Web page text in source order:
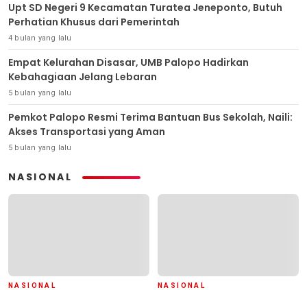
Upt SD Negeri 9 Kecamatan Turatea Jeneponto, Butuh
Perhatian Khusus dari Pemerintah
4 bulan yang lalu
Empat Kelurahan Disasar, UMB Palopo Hadirkan
Kebahagiaan Jelang Lebaran
5 bulan yang lalu
Pemkot Palopo Resmi Terima Bantuan Bus Sekolah, Naili:
Akses Transportasi yang Aman
5 bulan yang lalu
NASIONAL
NASIONAL NASIONAL